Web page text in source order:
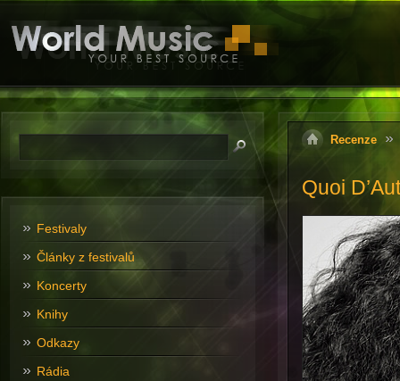
Recenze
Quoi
Festivaly
Články z festivalů
Koncerty
Knihy
Odkazy
Rádia